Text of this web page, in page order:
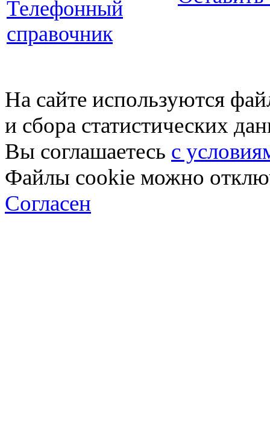
Телефонный
справочник
На сайте используются
и сбора статистических
Вы соглашаетесь с
Файлы cookie можно
Согласен